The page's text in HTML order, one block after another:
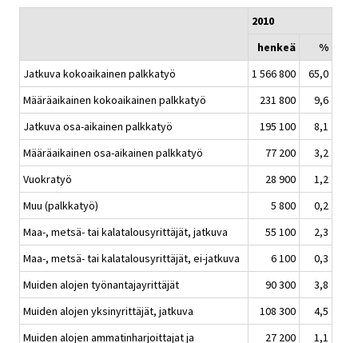
2010
henkeä
%
Jatkuva kokoaikainen palkkatyö
1 566 800
65,0
Määräaikainen kokoaikainen palkkatyö
231 800
9,6
Jatkuva osa-aikainen palkkatyö
195 100
8,1
Määräaikainen osa-aikainen palkkatyö
77 200
3,2
Vuokratyö
28 900
1,2
Muu (palkkatyö)
5 800
0,2
Maa-, metsä- tai kalatalousyrittäjät, jatkuva
55 100
2,3
Maa-, metsä- tai kalatalousyrittäjät, ei-jatkuva
6 100
0,3
Muiden alojen työnantajayrittäjät
90 300
3,8
Muiden alojen yksinyrittäjät, jatkuva
108 300
4,5
Muiden alojen ammatinharjoittajat ja
27 200 1,1